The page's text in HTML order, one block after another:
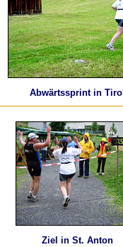
Abwärtssprint in Tirol
Ziel in St. Anton